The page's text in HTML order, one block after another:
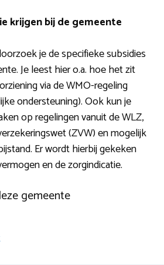
krijgen bij de gemeente
je de specifieke subsidies
Je leest hier o.a. hoe het zit
via de WMO-regeling
ondersteuning). Ook kun je
op regelingen vanuit de WLZ,
(ZVW) en mogelijk
Er wordt hierbij gekeken
en de zorgindicatie.
gemeente